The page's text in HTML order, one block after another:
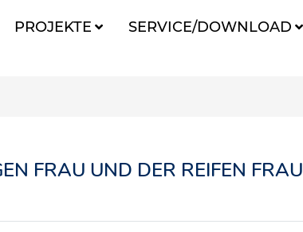
PROJEKTE SERVICE/DOWNLOAD
FRAU UND DER REIFEN FRAU